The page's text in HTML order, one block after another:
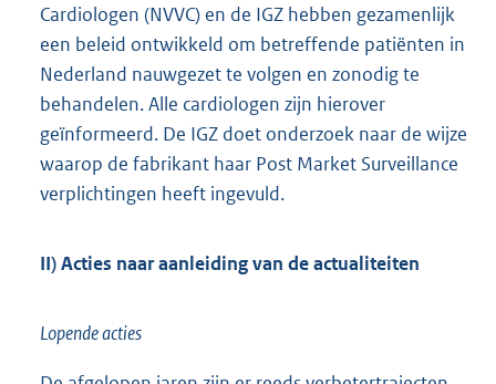
Cardiologen (NVVC) en de IGZ hebben gezamenlijk
een beleid ontwikkeld om betreffende patiënten in
Nederland nauwgezet te volgen en zonodig te
behandelen. Alle cardiologen zijn hierover
geïnformeerd. De IGZ doet onderzoek naar de wijze
waarop de fabrikant haar Post Market Surveillance
verplichtingen heeft ingevuld.
II) Acties naar aanleiding van de actualiteiten
Lopende acties